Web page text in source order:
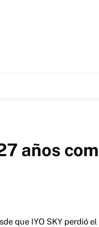
años
que IYO SKY perdió el